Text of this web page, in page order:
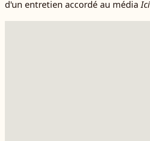
d'un entretien accordé au média